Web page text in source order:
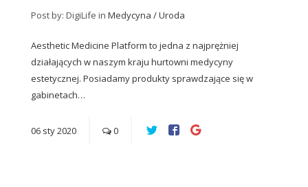
Post by: DigiLife in Medycyna / Uroda
Aesthetic Medicine Platform to jedna z najprężniej
działających w naszym kraju hurtowni medycyny
estetycznej. Posiadamy produkty sprawdzające się w
gabinetach…
06 sty2020 0